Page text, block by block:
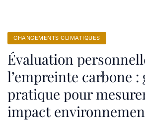
CHANGEMENTS CLIMATIQUES
Évaluation
l’empreinte carbone :
pratique pour
impact